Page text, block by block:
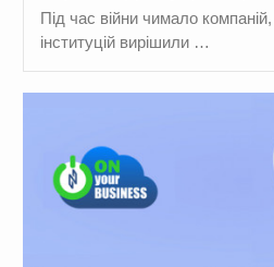
Під час війни чимало
інституцій вирішили …